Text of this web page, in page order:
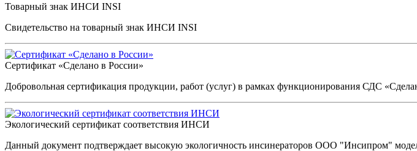
Товарный знак ИНСИ INSI
Свидетельство на товарный знак ИНСИ INSI
Сертификат «Сделано в России»
Добровольная сертификация продукции, работ (услуг) в рамках функционирования СДС
Экологический сертификат соответствия ИНСИ
Данный документ подтверждает высокую экологичность инсинераторов ООО "Инсипром"